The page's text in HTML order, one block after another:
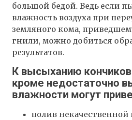
большой бедой. Ведь если
влажность воздуха при
земляного кома,
гнили, можно добиться
результатов.
К высыханию
кроме недостаточно
влажности могут
полив некачественной